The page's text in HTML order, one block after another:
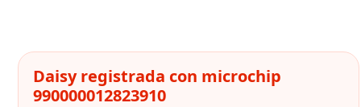
Daisy registrada con microchip
990000012823910